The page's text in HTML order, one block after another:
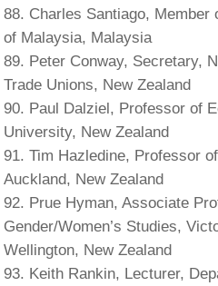
Charles Santiago, Member
of Malaysia, Malaysia
Peter Conway, Secretary,
Trade Unions, New Zealand
Paul Dalziel, Professor of
University, New Zealand
Tim Hazledine, Professor
Auckland, New Zealand
Prue Hyman, Associate
Gender/Women’s Studies,
Wellington, New Zealand
Keith Rankin, Lecturer,